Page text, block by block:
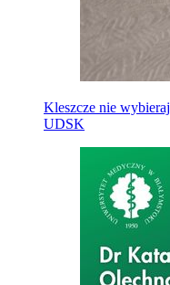
Kleszcze nie
UDSK